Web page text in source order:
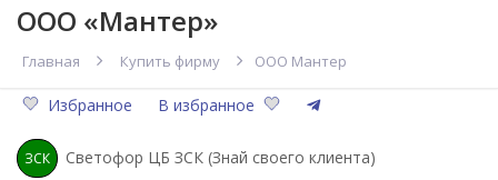
ООО «Мантер»
Главная Купить фирму ООО Мантер
Избранное В избранное
ЗСК Светофор ЦБ ЗСК (Знай своего клиента)